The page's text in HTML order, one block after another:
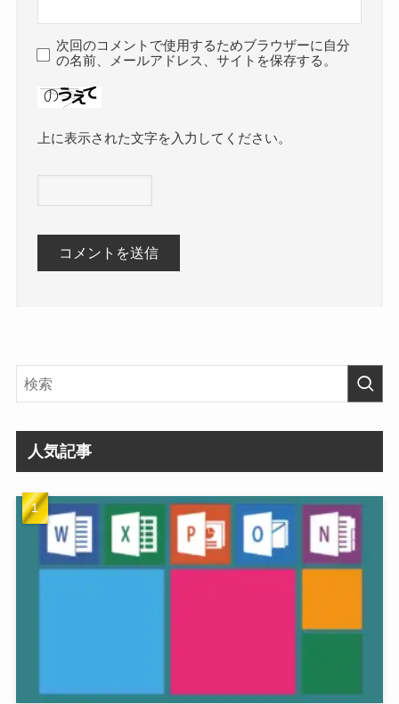
次回のコメントで使用するためブラウザーに自分
の名前、メールアドレス、サイトを保存する。
上に表示された文字を入力してください。
人気記事